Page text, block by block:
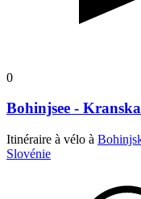
0
Bohinjsee -
Itinéraire à vélo à
Slovénie